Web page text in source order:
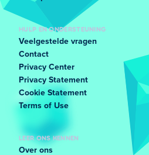
HULP EN ONDERSTEUNING
Veelgestelde vragen
Contact
Privacy Center
Privacy Statement
Cookie Statement
Terms of Use
LEER ONS KENNEN
Over ons